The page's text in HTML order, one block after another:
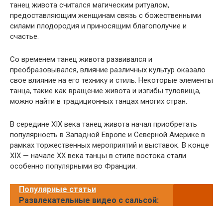
танец живота считался магическим ритуалом,
предоставляющим женщинам связь с божественными
силами плодородия и приносящим благополучие и
счастье.
Со временем танец живота развивался и
преобразовывался, влияние различных культур оказало
свое влияние на его технику и стиль. Некоторые элементы
танца, такие как вращение живота и изгибы туловища,
можно найти в традиционных танцах многих стран.
В середине XIX века танец живота начал приобретать
популярность в Западной Европе и Северной Америке в
рамках торжественных мероприятий и выставок. В конце
XIX — начале XX века танцы в стиле востока стали
особенно популярными во Франции.
Популярные статьи
Развлекательные видео с сальсой: